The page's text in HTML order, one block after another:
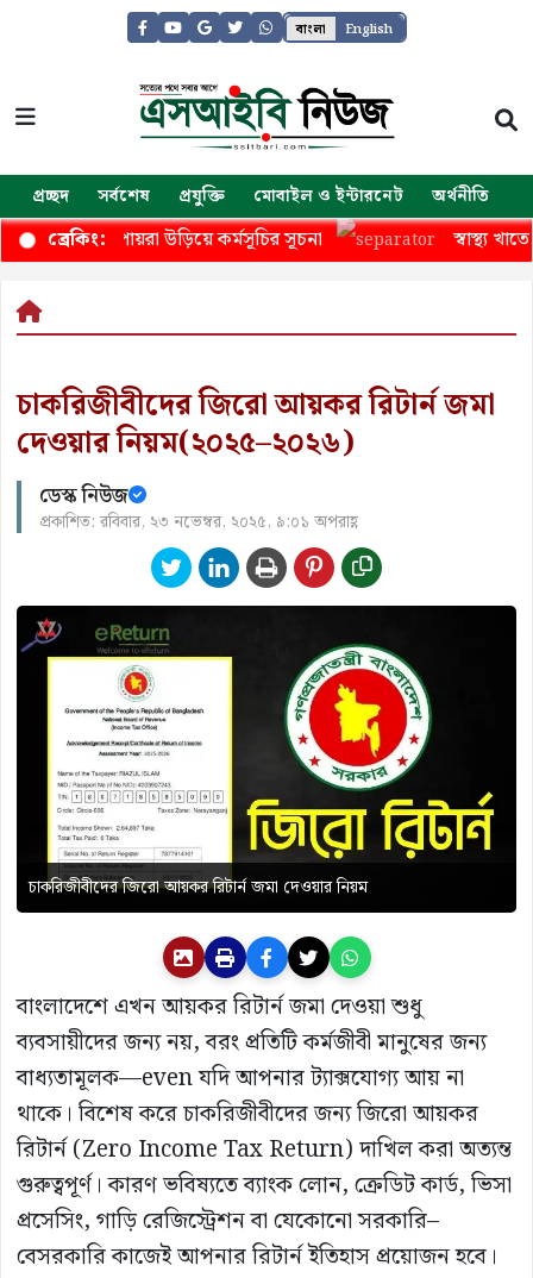
বাংলা English
প্রচ্ছদ সর্বশেষ প্রযুক্তি মোবাইল ও ইন্টারনেট অর্থনীতি
ব্রেকিং:
উড়িয়ে কর্মসূচির সূচনা স্বাস্থ্য খাতে বড়
চাকরিজীবীদের জিরো আয়কর রিটার্ন জমা
দেওয়ার নিয়ম(২০২৫–২০২৬)
ডেস্ক নিউজ
প্রকাশিত: রবিবার, ২৩ নভেম্বর, ২০২৫, ৯:০১ অপরাহ্ণ
চাকরিজীবীদের জিরো আয়কর রিটার্ন জমা দেওয়ার নিয়ম
বাংলাদেশে এখন আয়কর রিটার্ন জমা দেওয়া শুধু
ব্যবসায়ীদের জন্য নয়, বরং প্রতিটি কর্মজীবী মানুষের জন্য
বাধ্যতামূলক—even যদি আপনার ট্যাক্সযোগ্য আয় না
থাকে। বিশেষ করে চাকরিজীবীদের জন্য জিরো আয়কর
রিটার্ন (Zero Income Tax Return) দাখিল করা অত্যন্ত
গুরুত্বপূর্ণ। কারণ ভবিষ্যতে ব্যাংক লোন, ক্রেডিট কার্ড, ভিসা
প্রসেসিং, গাড়ি রেজিস্ট্রেশন বা যেকোনো সরকারি–
বেসরকারি কাজেই আপনার রিটার্ন ইতিহাস প্রয়োজন হবে।